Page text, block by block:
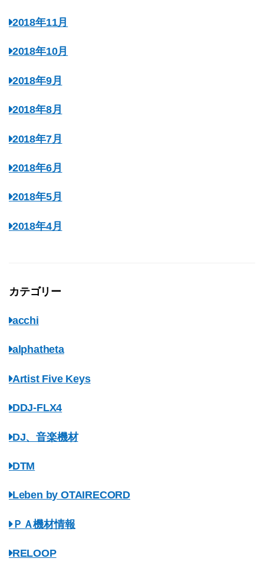
2018年11月
2018年10月
2018年9月
2018年8月
2018年7月
2018年6月
2018年5月
2018年4月
カテゴリー
acchi
alphatheta
Artist Five Keys
DDJ-FLX4
DJ、音楽機材
DTM
Leben by OTAIRECORD
ＰＡ機材情報
RELOOP